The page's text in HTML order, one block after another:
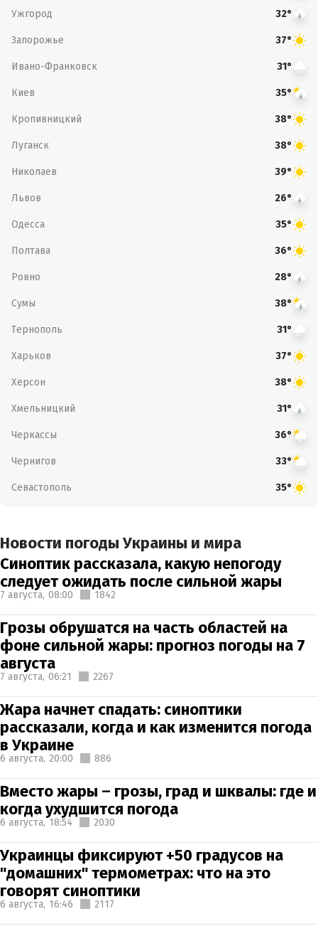
Ужгород 32°
Запорожье 37°
Ивано-Франковск 31°
Киев 35°
Кропивницкий 38°
Луганск 38°
Николаев 39°
Львов 26°
Одесса 35°
Полтава 36°
Ровно 28°
Сумы 38°
Тернополь 31°
Харьков 37°
Херсон 38°
Хмельницкий 31°
Черкассы 36°
Чернигов 33°
Севастополь 35°
Новости погоды Украины и мира
Синоптик рассказала, какую непогоду
следует ожидать после сильной жары
7 августа, 08:00 1842
Грозы обрушатся на часть областей на
фоне сильной жары: прогноз погоды на 7
августа
7 августа, 06:21 2267
Жара начнет спадать: синоптики
рассказали, когда и как изменится погода
в Украине
6 августа, 20:00 886
Вместо жары – грозы, град и шквалы: где и
когда ухудшится погода
6 августа, 18:54 2030
Украинцы фиксируют +50 градусов на
"домашних" термометрах: что на это
говорят синоптики
6 августа, 16:46 2117